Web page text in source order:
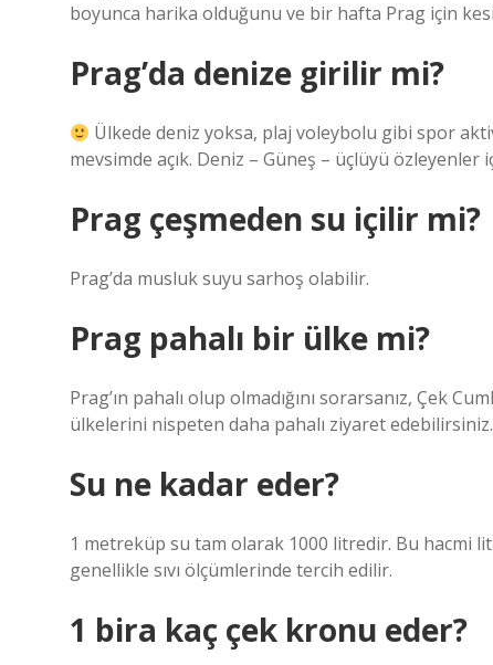
boyunca harika olduğunu ve bir hafta Prag için
Prag’da denize girilir mi?
Ülkede deniz yoksa, plaj voleybolu gibi spor
mevsimde açık. Deniz – Güneş – üçlüyü özleyenler
Prag çeşmeden su içilir mi?
Prag’da musluk suyu sarhoş olabilir.
Prag pahalı bir ülke mi?
Prag’ın pahalı olup olmadığını sorarsanız, Çek
ülkelerini nispeten daha pahalı ziyaret edebilirsiniz.
Su ne kadar eder?
1 metreküp su tam olarak 1000 litredir. Bu hacmi
genellikle sıvı ölçümlerinde tercih edilir.
1 bira kaç çek kronu eder?